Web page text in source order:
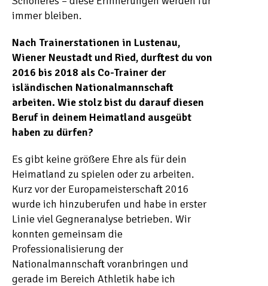
immer bleiben.
Nach Trainerstationen in Lustenau,
Wiener Neustadt und Ried, durftest du von
2016 bis 2018 als Co-Trainer der
isländischen Nationalmannschaft
arbeiten. Wie stolz bist du darauf diesen
Beruf in deinem Heimatland ausgeübt
haben zu dürfen?
Es gibt keine größere Ehre als für dein
Heimatland zu spielen oder zu arbeiten.
Kurz vor der Europameisterschaft 2016
wurde ich hinzuberufen und habe in erster
Linie viel Gegneranalyse betrieben. Wir
konnten gemeinsam die
Professionalisierung der
Nationalmannschaft voranbringen und
gerade im Bereich Athletik habe ich